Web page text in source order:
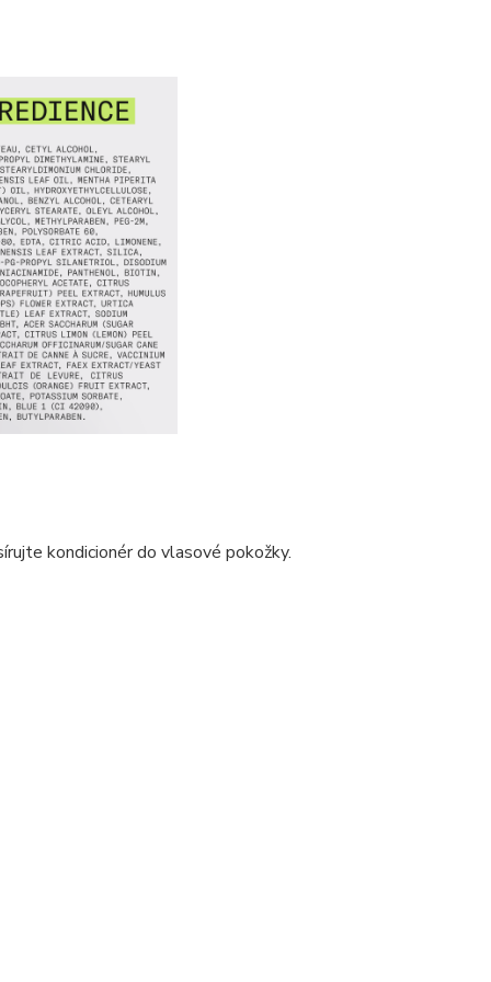
kondicionér do vlasové pokožky.